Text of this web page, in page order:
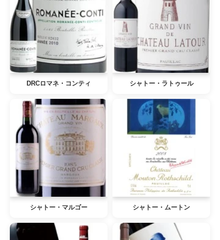
DRCロマネ・コンティ シャトー・ラトゥール
シャトー・マルゴー シャトー・ムートン